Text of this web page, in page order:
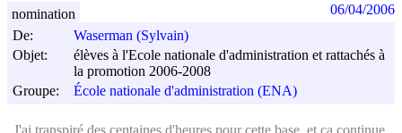
De:
Waserman (Sylvain)
Objet:
élèves à l'Ecole nationale d'administration et rattachés à
la promotion 2006-2008
Groupe:
École nationale d'administration (ENA)
nomination 06/04/2006
J'ai transpiré des centaines d'heures pour cette base, et ca continue.